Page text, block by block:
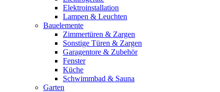
Elektroinstallation
Lampen & Leuchten
Bauelemente
Zimmertüren & Zargen
Sonstige Türen & Zargen
Garagentore & Zubehör
Fenster
Küche
Schwimmbad & Sauna
Garten